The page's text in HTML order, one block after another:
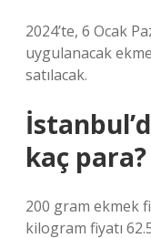
2024’te, 6 Ocak
uygulanacak
satılacak.
kaç para?
200 gram ekmek
kilogram fiyatı